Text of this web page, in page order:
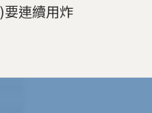
連續用炸